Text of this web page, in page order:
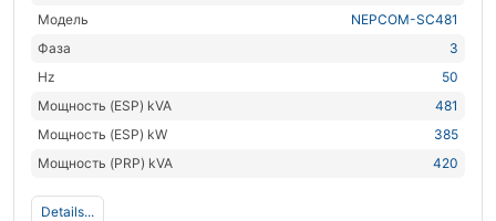
Модель
NEPCOM-SC481
Фаза
3
Hz
50
Мощность (ESP) kVA
481
Мощность (ESP) kW
385
Мощность (PRP) kVA
420
Details...